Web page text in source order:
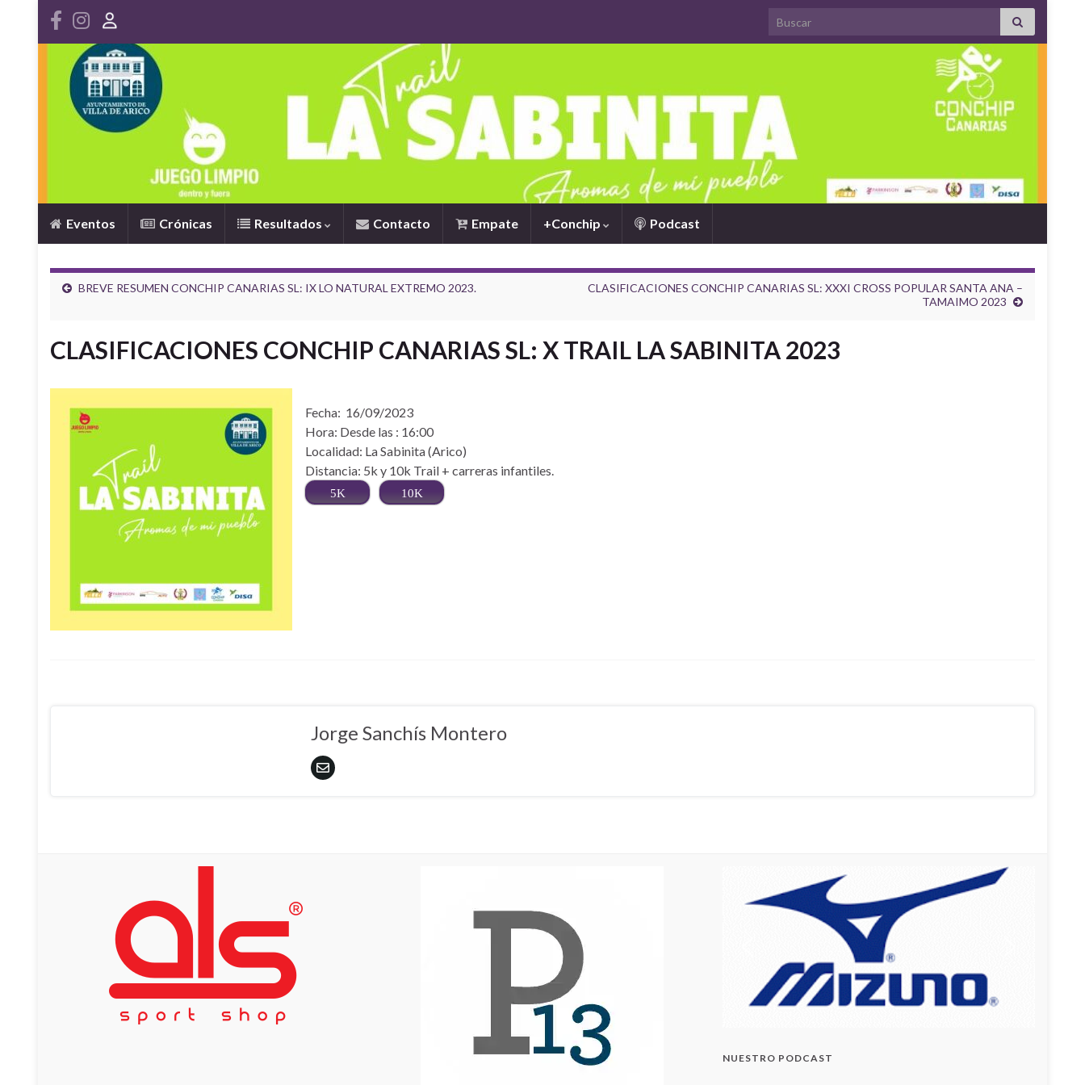
Search for:
Eventos Crónicas Resultados Contacto Empate +Conchip Podcast
BREVE RESUMEN CONCHIP CANARIAS SL: IX LO NATURAL EXTREMO 2023.
CLASIFICACIONES CONCHIP CANARIAS SL: XXXI CROSS POPULAR SANTA ANA –
TAMAIMO 2023
CLASIFICACIONES CONCHIP CANARIAS SL: X TRAIL LA SABINITA 2023
Fecha: 16/09/2023
Hora: Desde las : 16:00
Localidad: La Sabinita (Arico)
Distancia: 5k y 10k Trail + carreras infantiles.
5K 10K
Jorge Sanchís Montero
NUESTRO PODCAST